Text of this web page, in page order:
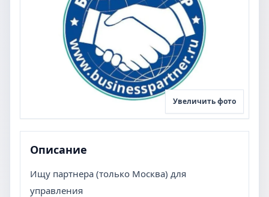
Увеличить фото
Описание
Ищу партнера (только Москва) для
управления